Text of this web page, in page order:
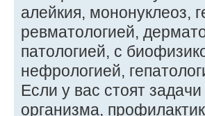
алейкия, мононуклеоз,
ревматологией,
патологией, с
нефрологией,
Если у вас стоят
организма,